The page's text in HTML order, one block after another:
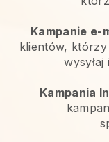
Kampanie e-
klientów,
Kampania